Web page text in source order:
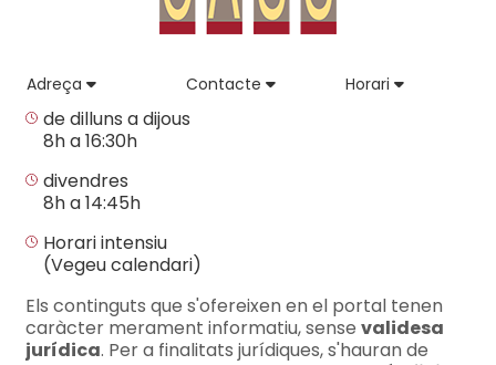
Adreça Contacte Horari
de dilluns a dijous
8h a 16:30h
divendres
8h a 14:45h
Horari intensiu
(Vegeu calendari)
Els continguts que s'ofereixen en el portal tenen
caràcter merament informatiu, sense validesa
jurídica. Per a finalitats jurídiques, s'hauran de